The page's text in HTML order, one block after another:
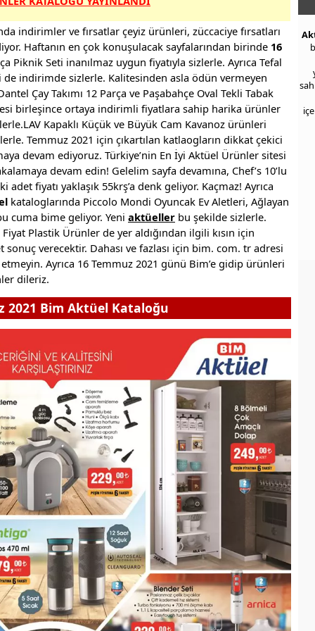
indirimler ve fırsatlar çeyiz ürünleri, züccaciye fırsatları
Haftanın en çok konuşulacak sayfalarından birinde 16
Piknik Seti inanılmaz uygun fiyatıyla sizlerle. Ayrıca Tefal
de indirimde sizlerle. Kalitesinden asla ödün vermeyen
Çay Takımı 12 Parça ve Paşabahçe Oval Tekli Tabak
birleşince ortaya indirimli fiyatlara sahip harika ürünler
Kapaklı Küçük ve Büyük Cam Kavanoz ürünleri
Temmuz 2021 için çıkartılan katlaogların dikkat çekici
devam ediyoruz. Türkiye’nin En İyi Aktüel Ürünler sitesi
devam edin! Gelelim sayfa devamına, Chef’s 10’lu
adet fiyatı yaklaşık 55krş’a denk geliyor. Kaçmaz! Ayrıca
kataloglarında Piccolo Mondi Oyuncak Ev Aletleri, Ağlayan
cuma bime geliyor. Yeni aktüeller bu şekilde sizlerle.
Plastik Ürünler de yer aldığından ilgili kısın için
verecektir. Dahası ve fazlası için bim. com. tr adresi
Ayrıca 16 Temmuz 2021 günü Bim’e gidip ürünleri
dileriz.
2021 Bim Aktüel Kataloğu